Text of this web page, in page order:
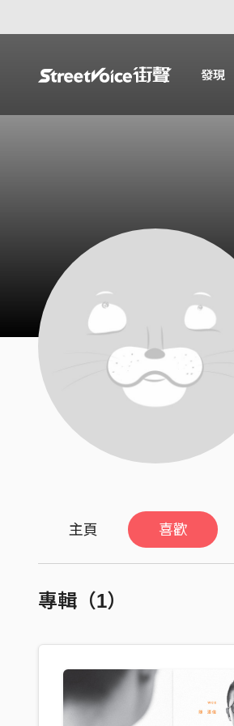
發現
主頁 喜歡
專輯（1）